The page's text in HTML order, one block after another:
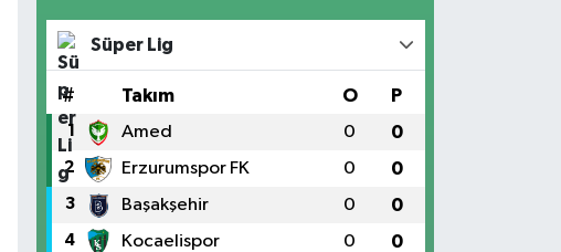
Süper Lig
# Takım O P
1 Amed 0 0
2 Erzurumspor FK 0 0
3 Başakşehir 0 0
4 Kocaelispor 0 0